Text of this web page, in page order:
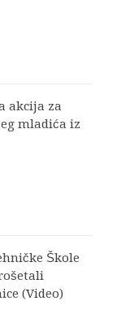
akcija za
mladića iz
Škole
(Video)